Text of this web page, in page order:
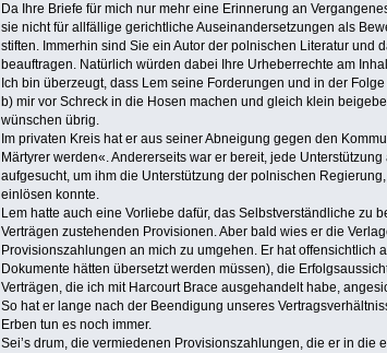
Da Ihre Briefe für mich nur mehr eine Erinnerung an
sie nicht für allfällige gerichtliche Auseinandersetzungen als
stiften. Immerhin sind Sie ein Autor der polnischen Literatur und
beauftragen. Natürlich würden dabei Ihre Urheberrechte am
Ich bin überzeugt, dass Lem seine Forderungen und in der
b) mir vor Schreck in die Hosen machen und gleich klein
wünschen übrig.
Im privaten Kreis hat er aus seiner Abneigung gegen den
Märtyrer werden«. Andererseits war er bereit, jede
aufgesucht, um ihm die Unterstützung der polnischen
einlösen konnte.
Lem hatte auch eine Vorliebe dafür, das Selbstverständliche
Verträgen zustehenden Provisionen. Aber bald wies er die
Provisionszahlungen an mich zu umgehen. Er hat
Dokumente hätten übersetzt werden müssen), die
Verträgen, die ich mit Harcourt Brace ausgehandelt habe,
So hat er lange nach der Beendigung unseres
Erben tun es noch immer.
Sei’s drum, die vermiedenen Provisionszahlungen, die er in